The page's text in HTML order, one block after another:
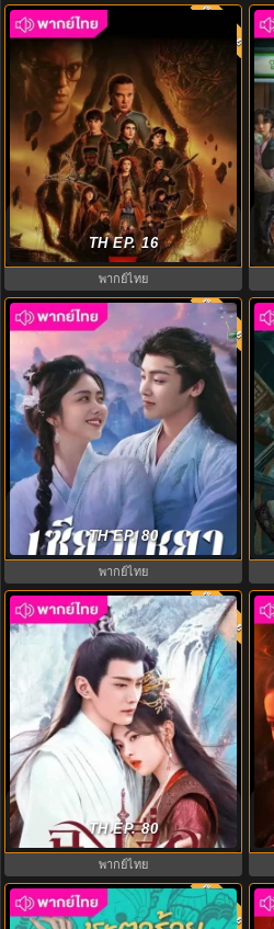
สเตรนเจอร์ ธิงส์ ซีซั่น 5 (2025)
Stranger Things 5 พากย์ไทย
8.0 พากย์ไทย
TH EP. 16
พากย์ไทย
เซียวเหยาพลิกชะตาราชาปีศาจ
(2025)The Unclouded Soul พากย์
ไทย
8.0 พากย์ไทย
TH EP. 80
พากย์ไทย
ฉงจื่อลิขิตหวนรัก (2023) The
Journey of Chongzi พากย์ไทย
8.0 พากย์ไทย
TH EP. 80
พากย์ไทย
8.0 พากย์ไทย